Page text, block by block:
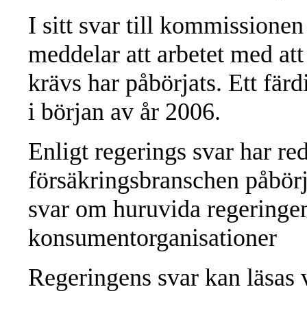
I sitt svar till
meddelar att arbetet med
krävs har påbörjats. Ett
i början av år 2006.
Enligt regerings svar har
försäkringsbranschen
svar om huruvida
konsumentorganisationer
Regeringens svar kan läsas